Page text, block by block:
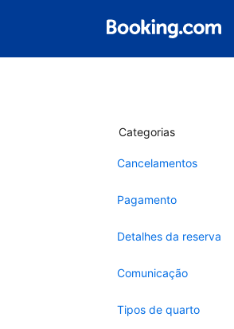
Categorias
Cancelamentos
Pagamento
Detalhes da reserva
Comunicação
Tipos de quarto